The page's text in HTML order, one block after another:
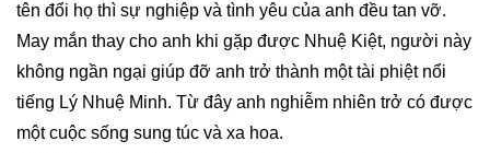
tên đổi họ thì sự nghiệp và tình yêu của anh đều tan vỡ.
May mắn thay cho anh khi gặp được Nhuệ Kiệt, người này
không ngần ngại giúp đỡ anh trở thành một tài phiệt nổi
tiếng Lý Nhuệ Minh. Từ đây anh nghiễm nhiên trở có được
một cuộc sống sung túc và xa hoa.